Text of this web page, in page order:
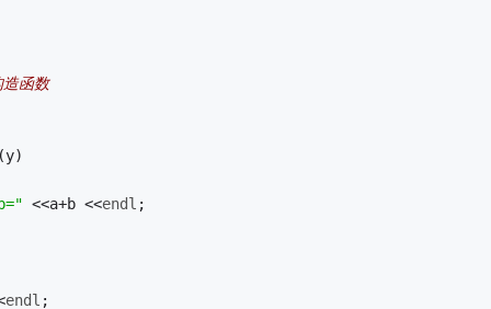
函数
<<a+b <<endl ;
endl ;